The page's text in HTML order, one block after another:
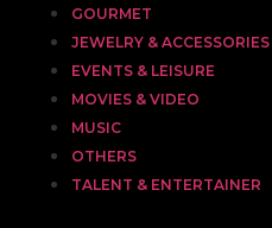
GOURMET
JEWELRY & ACCESSORIES
EVENTS & LEISURE
MOVIES & VIDEO
MUSIC
OTHERS
TALENT & ENTERTAINER